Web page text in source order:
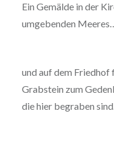
Ein Gemälde in der
umgebenden
und auf dem Friedhof
Grabstein zum
die hier begraben